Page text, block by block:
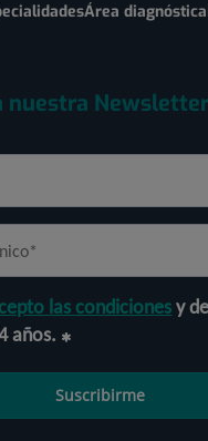
Área diagnóstica
nuestra Newsletter
las condicionesy
años.
Suscribirme